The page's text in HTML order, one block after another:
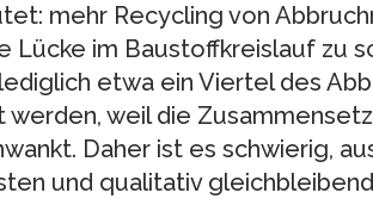
mehr Recycling von
Lücke im Baustoffkreislauf zu
etwa ein Viertel des
weil die
Daher ist es schwierig,
und qualitativ